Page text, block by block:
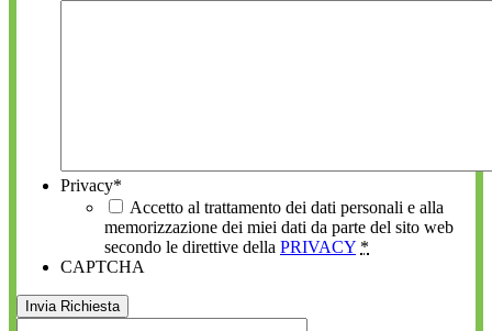
Privacy*
Accetto al trattamento dei dati personali e alla
memorizzazione dei miei dati da parte del sito web
secondo le direttive della PRIVACY *
CAPTCHA